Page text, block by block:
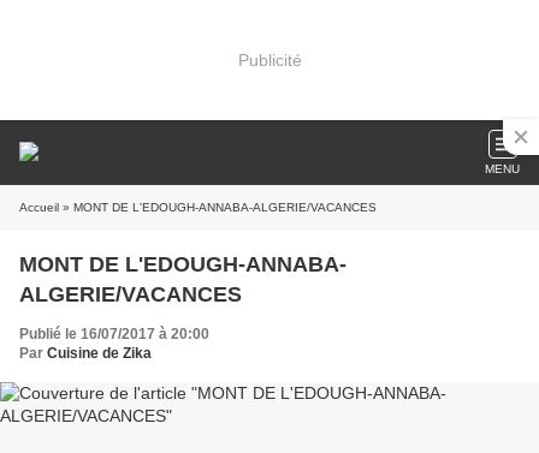
Publicité
MENU
Accueil » MONT DE L'EDOUGH-ANNABA-ALGERIE/VACANCES
MONT DE L'EDOUGH-ANNABA-
ALGERIE/VACANCES
Publié le 16/07/2017 à 20:00
Par Cuisine de Zika